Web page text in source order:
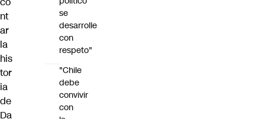
nt
ar
la
his
tor
ia
de
Da
se
desarrolle
con
respeto"
"Chile
debe
convivir
con